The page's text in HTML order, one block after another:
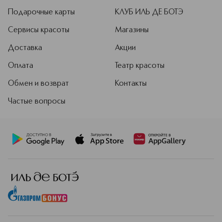
Подарочные карты
Сервисы красоты
Доставка
Оплата
Обмен и возврат
Частые вопросы
КЛУБ ИЛЬ ДЕ БОТЭ
Магазины
Акции
Театр красоты
Контакты